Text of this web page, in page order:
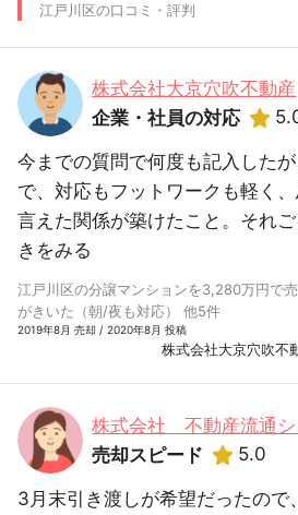
江戸川区の口コミ・評判
株式会社大京穴吹不動産
企業・社員の対応
今までの質問で何度も記入した
で、対応もフットワークも軽く
言えた関係が築けたこと。それご
きをみる
江戸川区の分譲マンションを3,280万円で
がきいた（朝/夜も対応） 他5件
2019年8月 売却 / 2020年8月 投稿
株式会社大京穴吹不
株式会社 不動産流通シ
売却スピード
5.0
3月末引き渡しが希望だったので